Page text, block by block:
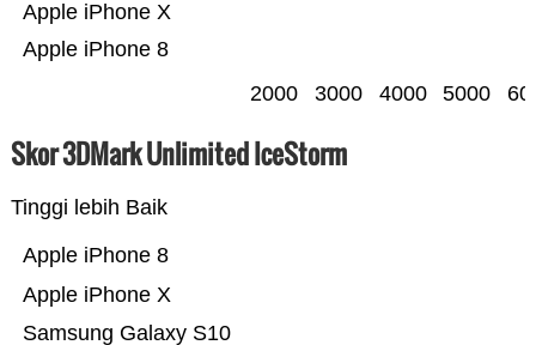
Apple iPhone 8
Apple iPhone X
2000 3000 4000 5000
Skor 3DMark Unlimited IceStorm
Tinggi lebih Baik
Samsung Galaxy S10
Apple iPhone X
Apple iPhone 8